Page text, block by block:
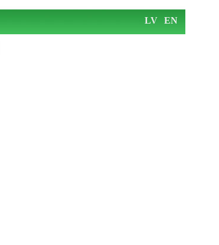
LV EN